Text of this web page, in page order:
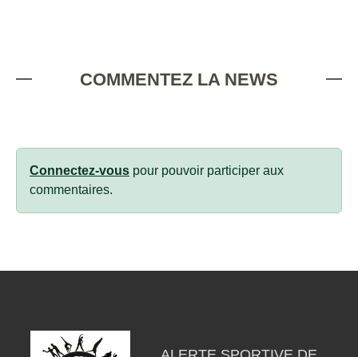
COMMENTEZ LA NEWS
Connectez-vous pour pouvoir participer aux
commentaires.